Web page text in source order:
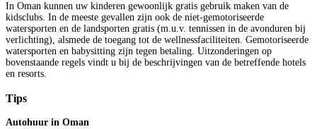
In Oman kunnen uw kinderen gewoonlijk gratis gebruik maken van de
kidsclubs. In de meeste gevallen zijn ook de niet-gemotoriseerde
watersporten en de landsporten gratis (m.u.v. tennissen in de avonduren bij
verlichting), alsmede de toegang tot de wellnessfaciliteiten. Gemotoriseerde
watersporten en babysitting zijn tegen betaling. Uitzonderingen op
bovenstaande regels vindt u bij de beschrijvingen van de betreffende hotels
en resorts.
Tips
Autohuur in Oman